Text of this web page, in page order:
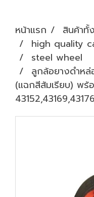
หน้าแรก
สินค้าทั้
high quality
steel wheel
ลูกล้อยางดำห
(แฉกสีส้มเรียบ) พร้